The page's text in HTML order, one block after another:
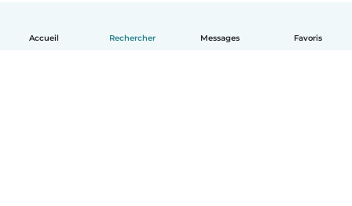
Accueil Rechercher Messages Favoris